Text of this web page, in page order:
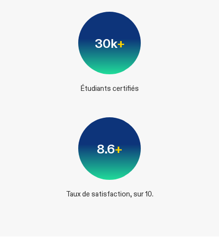
30k+
Étudiants certifiés
8.6+
Taux de satisfaction, sur 10.